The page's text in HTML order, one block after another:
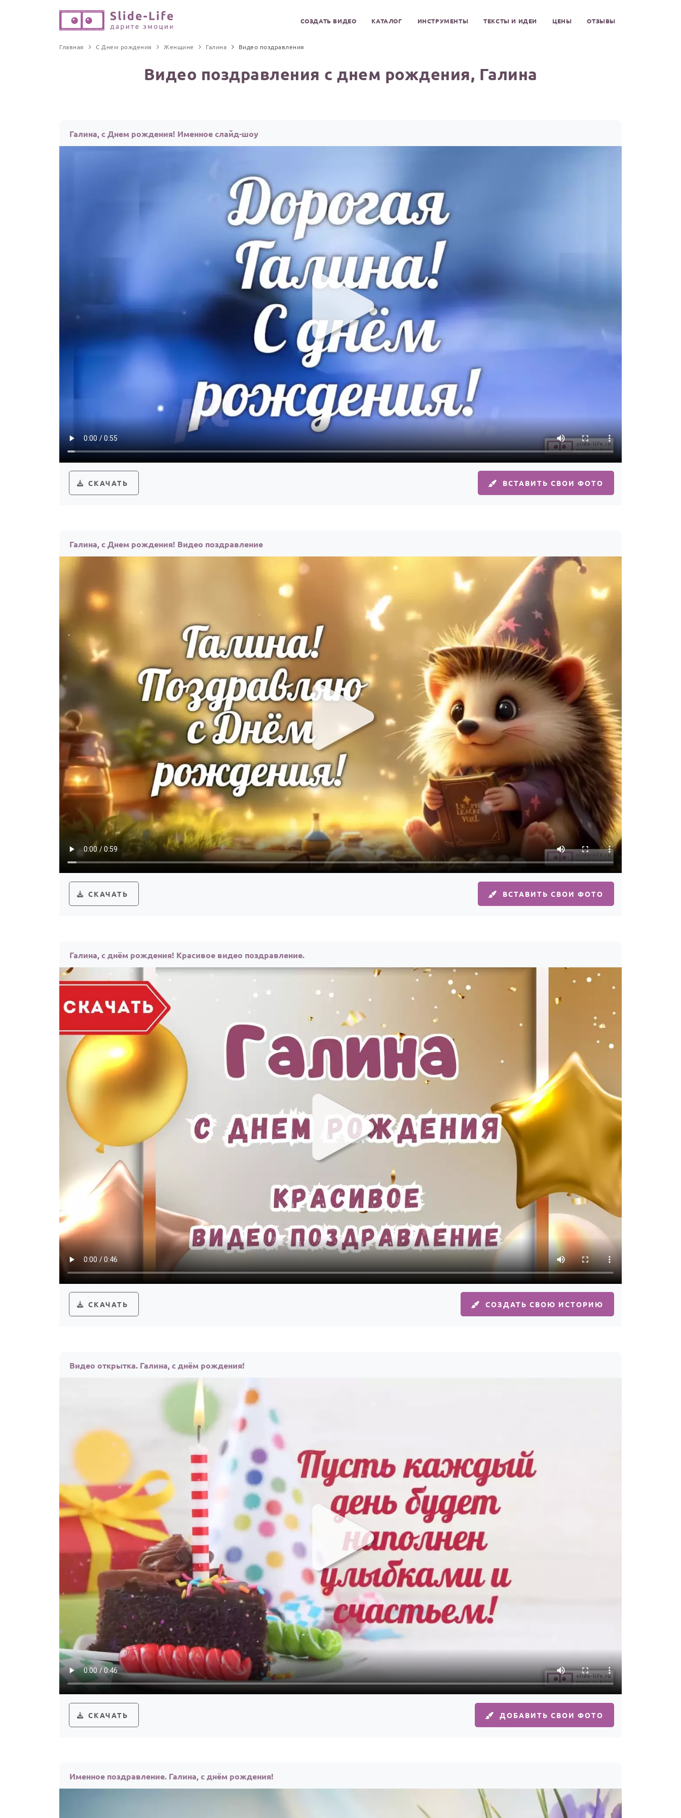
СОЗДАТЬ ВИДЕО КАТАЛОГ ИНСТРУМЕНТЫ ТЕКСТЫ И ИДЕИ ЦЕНЫ ОТЗЫВЫ
Главная С Днем рождения Женщине Галина Видео поздравления
Видео поздравления с днем рождения, Галина
Галина, с Днем рождения! Именное слайд-шоу
СКАЧАТЬ ВСТАВИТЬ СВОИ ФОТО
Галина, с Днем рождения! Видео поздравление
СКАЧАТЬ ВСТАВИТЬ СВОИ ФОТО
Галина, с днём рождения! Красивое видео поздравление.
СКАЧАТЬ СОЗДАТЬ СВОЮ ИСТОРИЮ
Видео открытка. Галина, с днём рождения!
СКАЧАТЬ ДОБАВИТЬ СВОИ ФОТО
Именное поздравление. Галина, с днём рождения!